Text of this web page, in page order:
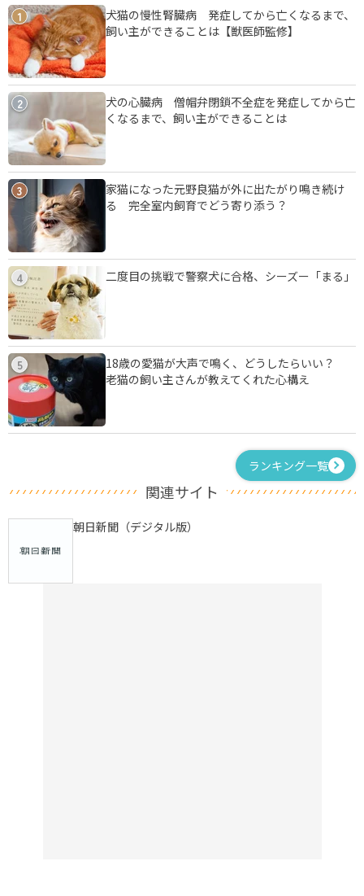
1
犬猫の慢性腎臓病 発症してから亡くなるまで、
飼い主ができることは【獣医師監修】
2
犬の心臓病 僧帽弁閉鎖不全症を発症してから亡
くなるまで、飼い主ができることは
3
家猫になった元野良猫が外に出たがり鳴き続け
る 完全室内飼育でどう寄り添う？
4 二度目の挑戦で警察犬に合格、シーズー「まる」
5
18歳の愛猫が大声で鳴く、どうしたらいい？
老猫の飼い主さんが教えてくれた心構え
ランキング一覧
関連サイト
朝日新聞（デジタル版）